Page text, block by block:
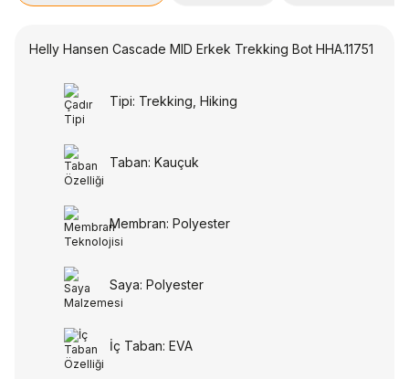
Helly Hansen Cascade MID Erkek Trekking Bot HHA.11751
Tipi: Trekking, Hiking
Taban: Kauçuk
Membran: Polyester
Saya: Polyester
İç Taban: EVA